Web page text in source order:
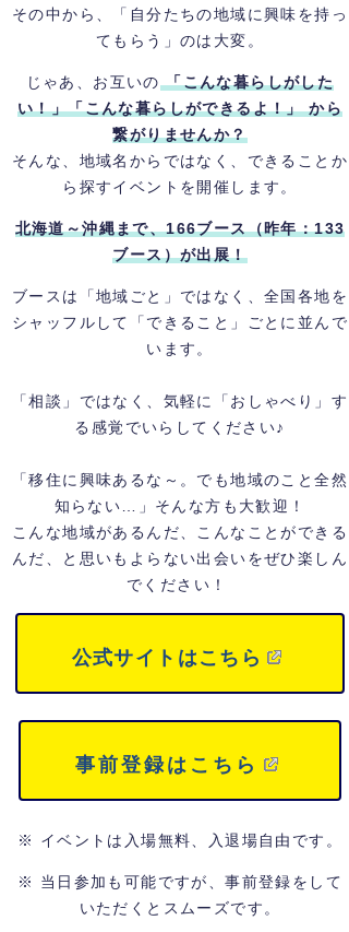
その中から、「自分たちの地域に興味を持っ
てもらう」のは大変。
じゃあ、お互いの「こんな暮らしがした
い！」「こんな暮らしができるよ！」 から
繋がりませんか？
そんな、地域名からではなく、できることか
ら探すイベントを開催します。
北海道～沖縄まで、166ブース（昨年：133
ブース）が出展！
ブースは「地域ごと」ではなく、全国各地を
シャッフルして「できること」ごとに並んで
います。
「相談」ではなく、気軽に「おしゃべり」す
る感覚でいらしてください♪
「移住に興味あるな～。でも地域のこと全然
知らない…」そんな方も大歓迎！
こんな地域があるんだ、こんなことができる
んだ、と思いもよらない出会いをぜひ楽しん
でください！
公式サイトはこちら
事前登録はこちら
※ イベントは入場無料、入退場自由です。
※ 当日参加も可能ですが、事前登録をして
いただくとスムーズです。